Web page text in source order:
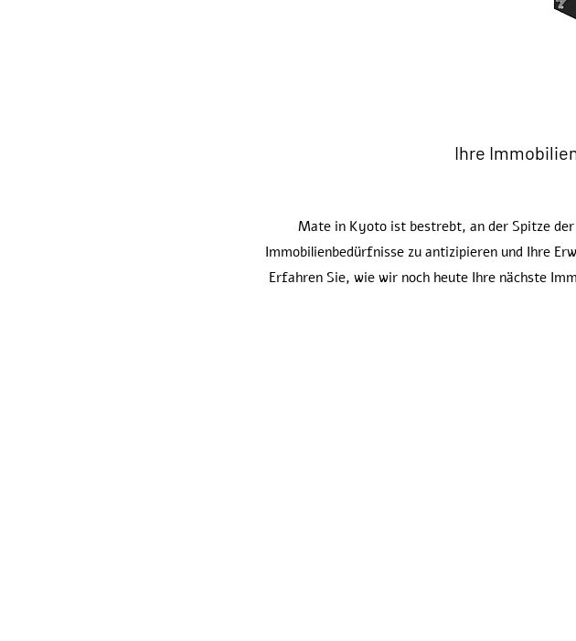
Ihre
Mate in Kyoto ist bestrebt, an der Spitze
Immobilienbedürfnisse zu antizipieren und Ihre
Erfahren Sie, wie wir noch heute Ihre nächste